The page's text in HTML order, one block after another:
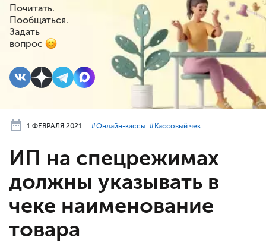
Почитать.
Пообщаться.
Задать
вопрос
1 ФЕВРАЛЯ 2021 #⁣Онлайн-кассы #⁣Кассовый чек
ИП на спецрежимах
должны указывать в
чеке наименование
товара